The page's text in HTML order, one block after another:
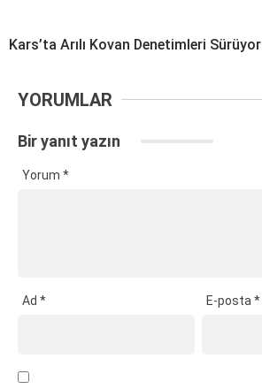
Kars’ta Arılı Kovan Denetimleri Sürüyor
YORUMLAR
Bir yanıt yazın
Yorum *
Ad * E-posta*